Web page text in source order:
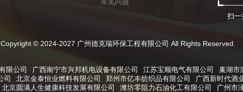
扫一
© 2024-2027 广州德克瑞环保工程有限公司 All Rights Reserved.
限公司 广西南宁市兴邦机电设备有限公司 江苏宝顺电气有限公司
巢湖市
司 北京金泰恒业燃料有限公司 郑州市亿丰纺织品有限公司
广西新时代酒
北京圆满人生健康科技发展有限公司 潍坊零阻力石油化工有限公司 广州市